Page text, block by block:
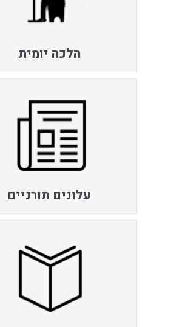
הלכה יומית
עלונים תורניים